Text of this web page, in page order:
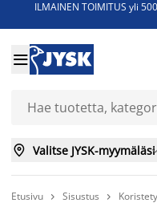
ILMAINEN TOIMITUS yli

 Valitse JYSK-myymäläsi
Etusivu  Sisustus 